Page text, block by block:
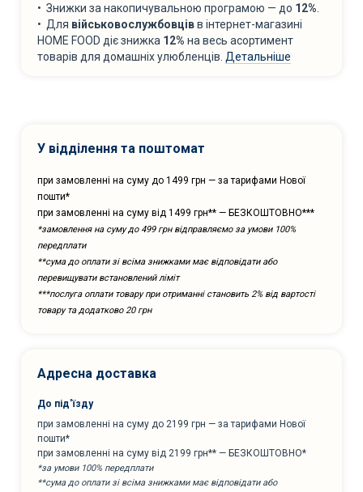
• Знижки за накопичувальною програмою — до 12%
• Для військовослужбовцівв інтернет-магазині
HOME FOOD діє знижка 12% на весь асортимент
товарів для домашніх улюбленців. Детальніше
У відділення та поштомат
при замовленні на суму до 1499 грн — за тарифами Нової
пошти*
при замовленні на суму від 1499 грн** — БЕЗКОШТОВНО***
*замовлення на суму до 499 грн відправляємо за умови 100%
передплати
**сума до оплати зі всіма знижками має відповідати або
перевищувати встановлений ліміт
***послуга оплати товару при отриманні становить 2% від вартості
товару та додатково 20 грн
Адресна доставка
До під'їзду
при замовленні на суму до 2199 грн — за тарифами Нової
пошти*
при замовленні на суму від 2199 грн** — БЕЗКОШТОВНО*
*за умови 100% передплати
**сума до оплати зі всіма знижками має відповідати або